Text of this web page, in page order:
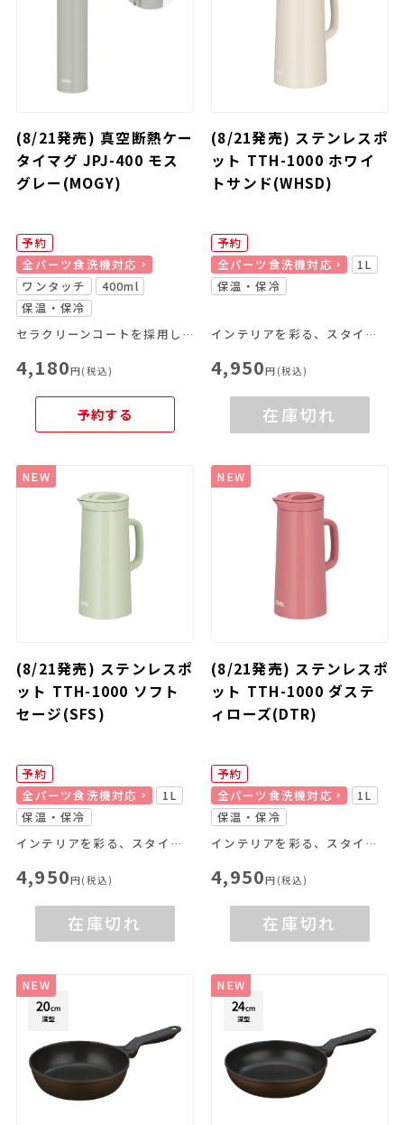
(8/21発売) 真空断熱ケー
タイマグ JPJ-400 モス
グレー(MOGY)
予約
全パーツ食洗機対応
ワンタッチ
400ml
保温・保冷
セラクリーンコートを採用したスリムタイプのケータイマグ
4,180円(税込)
予約する
(8/21発売) ステンレスポ
ット TTH-1000 ホワイ
トサンド(WHSD)
予約
全パーツ食洗機対応
1L
保温・保冷
インテリアを彩る、スタイリッシュなポット
4,950円(税込)
在庫切れ
NEW
(8/21発売) ステンレスポ
ット TTH-1000 ソフト
セージ(SFS)
予約
全パーツ食洗機対応
1L
保温・保冷
インテリアを彩る、スタイリッシュなポット
4,950円(税込)
在庫切れ
NEW
(8/21発売) ステンレスポ
ット TTH-1000 ダステ
ィローズ(DTR)
予約
全パーツ食洗機対応
1L
保温・保冷
インテリアを彩る、スタイリッシュなポット
4,950円(税込)
在庫切れ
NEW NEW